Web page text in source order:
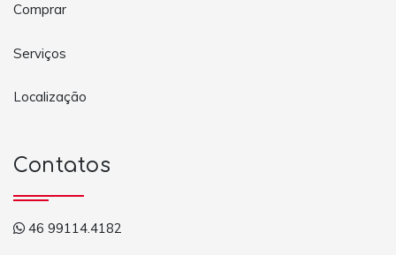
Comprar
Serviços
Localização
Contatos
46 99114.4182